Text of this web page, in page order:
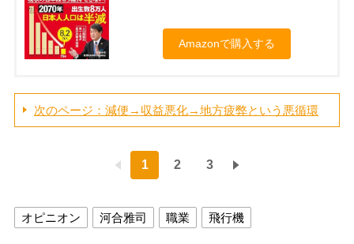
Amazonで購入する
次のページ：減便→収益悪化→地方疲弊という悪循環
1 2 3
オピニオン 河合雅司 職業 飛行機